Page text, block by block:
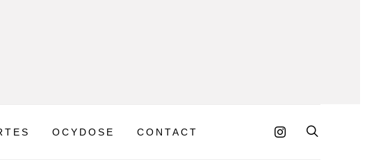
OCYDOSE CONTACT